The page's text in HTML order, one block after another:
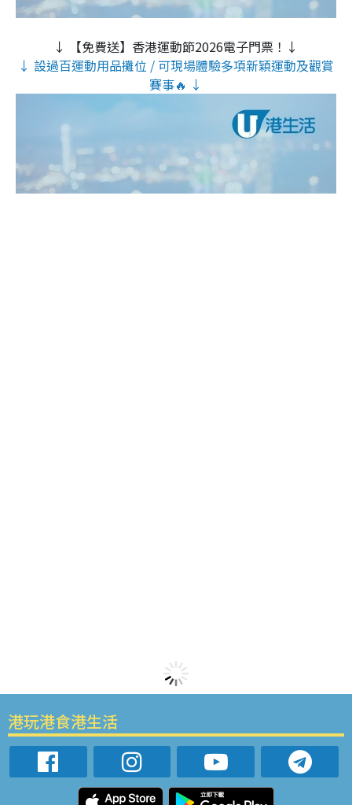
↓ 【免費送】香港運動節2026電子門票！↓
↓ 設過百運動用品攤位 / 可現場體驗多項新穎運動及觀賞
賽事🔥 ↓
港玩港食港生活